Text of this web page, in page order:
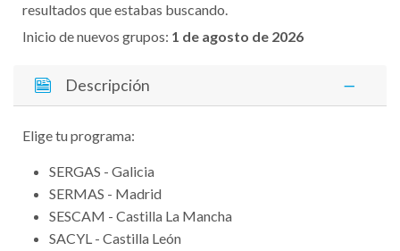
resultados que estabas buscando.
Inicio de nuevos grupos: 1 de agosto de 2026
Descripción
Elige tu programa:
SERGAS - Galicia
SERMAS - Madrid
SESCAM - Castilla La Mancha
SACYL - Castilla León